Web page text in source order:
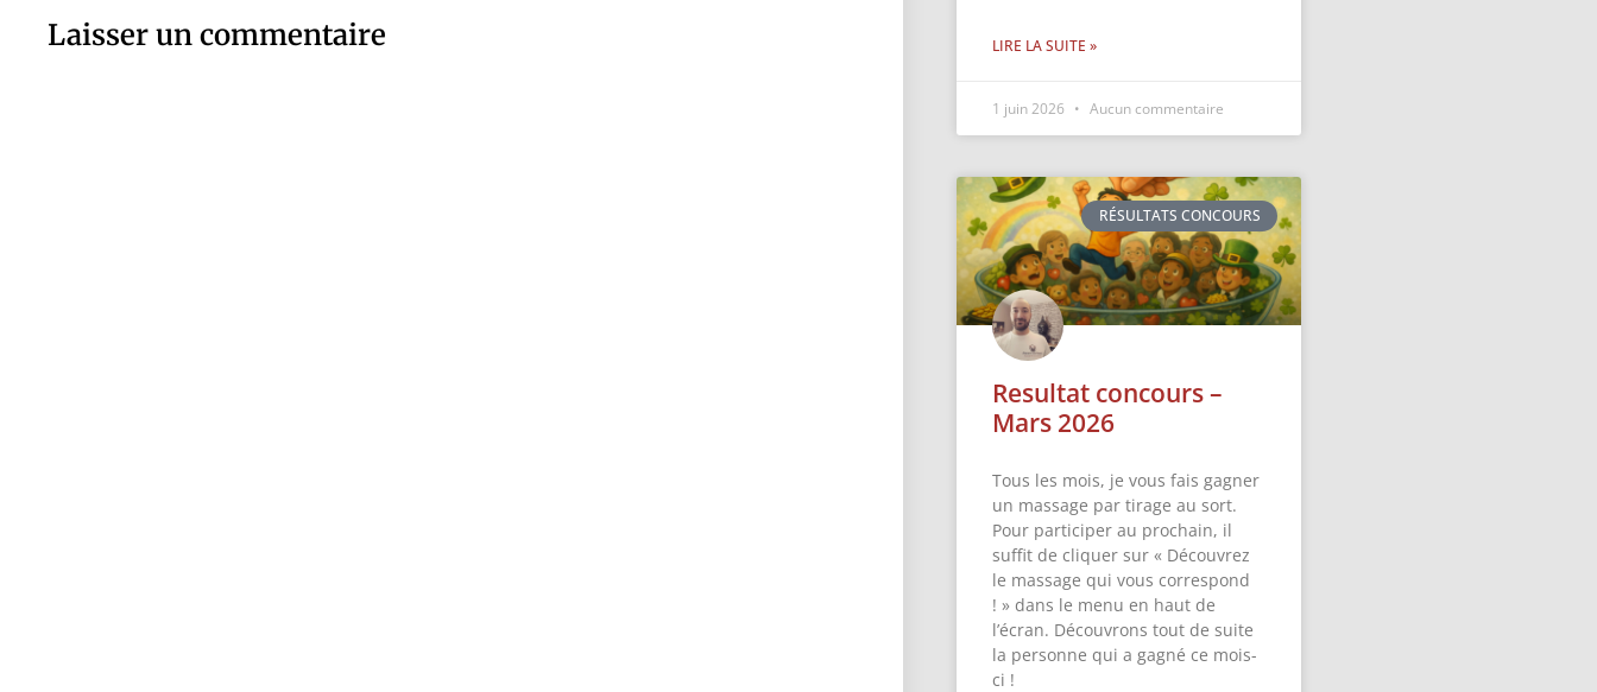
Laisser un commentaire LIRE LA SUITE »
1 juin 2026 Aucun commentaire
RÉSULTATS CONCOURS
Resultat concours –
Mars 2026
Tous les mois, je vous fais gagner
un massage par tirage au sort.
Pour participer au prochain, il
suffit de cliquer sur « Découvrez
le massage qui vous correspond
! » dans le menu en haut de
l’écran. Découvrons tout de suite
la personne qui a gagné ce mois-
ci !